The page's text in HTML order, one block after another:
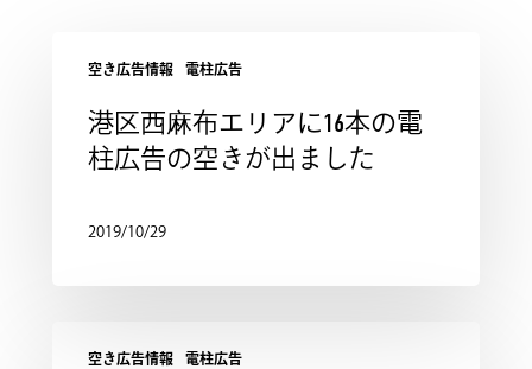
空き広告情報 電柱広告
港区西麻布エリアに16本の電
柱広告の空きが出ました
2019/10/29
空き広告情報 電柱広告